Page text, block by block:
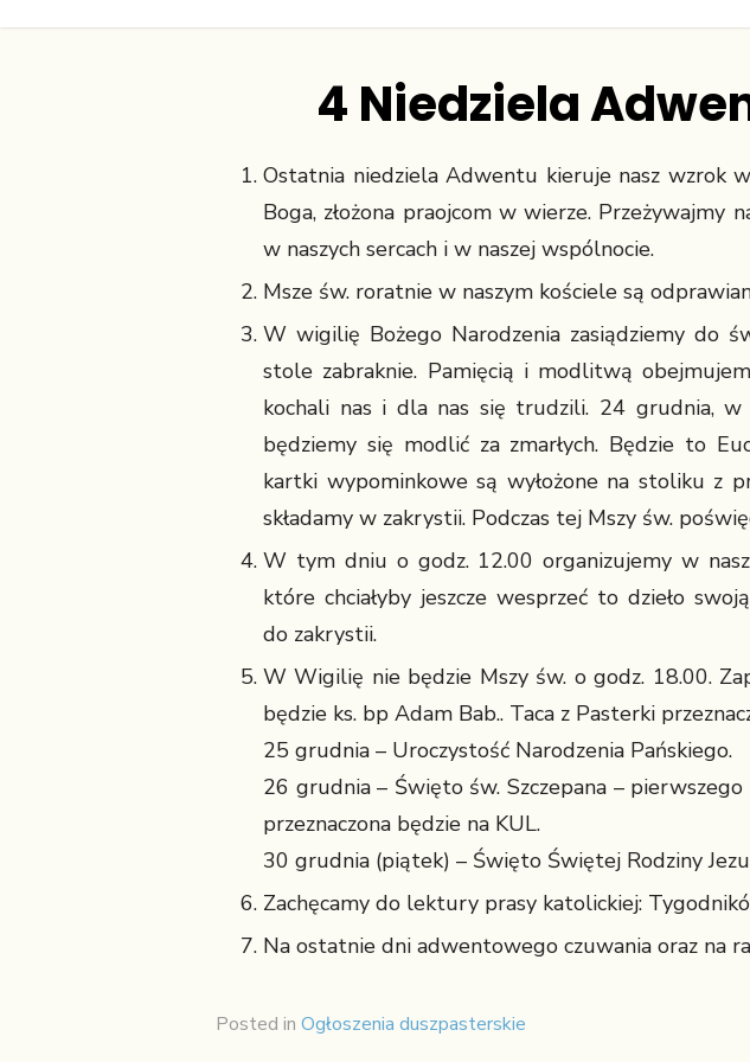
4 Niedziela
Ostatnia niedziela Adwentu kieruje nasz wzrok
Boga, złożona praojcom w wierze. Przeżywajmy
w naszych sercach i w naszej wspólnocie.
Msze św. roratnie w naszym kościele są
W wigilię Bożego Narodzenia zasiądziemy do
stole zabraknie. Pamięcią i modlitwą
kochali nas i dla nas się trudzili. 24 grudnia,
będziemy się modlić za zmarłych. Będzie to
kartki wypominkowe są wyłożone na stoliku z
składamy w zakrystii. Podczas tej Mszy św.
W tym dniu o godz. 12.00 organizujemy w
które chciałyby jeszcze wesprzeć to dzieło
do zakrystii.
W Wigilię nie będzie Mszy św. o godz. 18.00.
będzie ks. bp Adam Bab.. Taca z Pasterki
25 grudnia – Uroczystość Narodzenia Pańskiego.
26 grudnia – Święto św. Szczepana –
przeznaczona będzie na KUL.
30 grudnia (piątek) – Święto Świętej Rodziny
Zachęcamy do lektury prasy katolickiej:
Na ostatnie dni adwentowego czuwania oraz na
Posted in Ogłoszenia duszpasterskie